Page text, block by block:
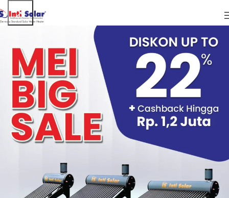
Mau Punya Kolam Renang Air Hangat Pribadi
di Rumah? Ini Solusinya